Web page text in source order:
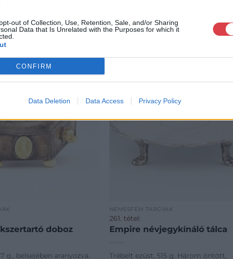
out of Collection, Use, Retention, Sale, and/or Sharing
Data that Is Unrelated with the Purposes for which it
CONFIRM
Data Deletion Data Access Privacy Policy
doboz
g., belsejében aranyozva.
NEMESFÉM TÁRGYAK
261. tétel:
Empire névjegykínáló tálca
Trébelt ezüst, 515 g. Három öntött,